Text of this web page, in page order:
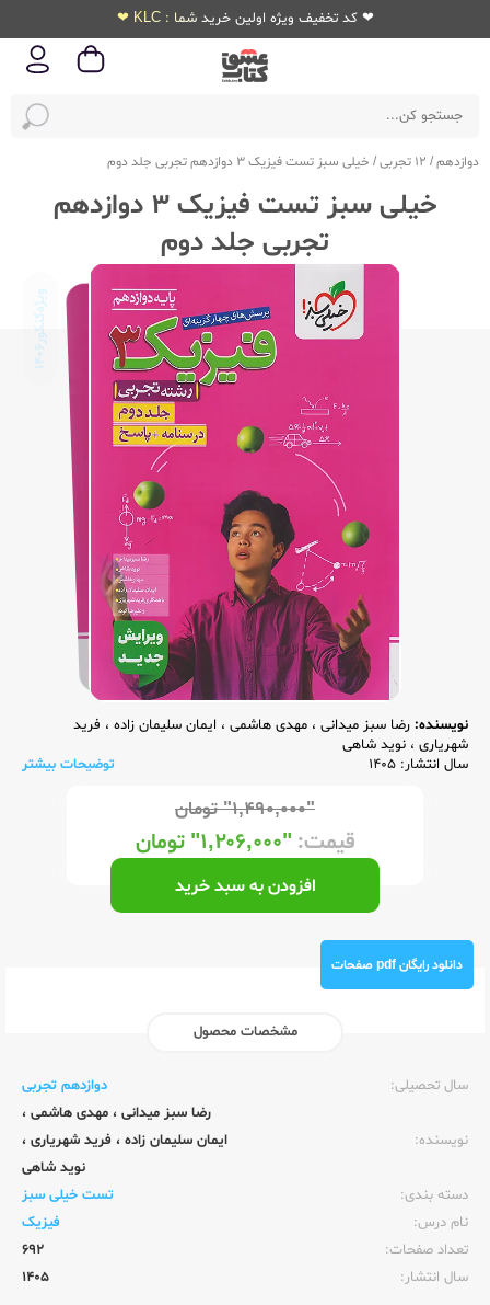
❤ کد تخفیف ویژه اولین خرید شما : KLC ❤
دوازدهم/ 12 تجربی / خیلی سبز تست فیزیک 3 دوازدهم تجربی جلد دوم
خیلی سبز تست فیزیک 3 دوازدهم
تجربی جلد دوم
ویژه‌کنکور
1406
نویسنده: رضا سبز میدانی ، مهدی هاشمی ، ایمان سلیمان زاده ، فرید
شهریاری ، نوید شاهی
سال انتشار: 1405
توضیحات بیشتر
"۱,۴۹۰,۰۰۰" تومان
قیمت:"۱,۲۰۶,۰۰۰" تومان
افزودن به سبد خرید
دانلود رایگان pdf صفحات
مشخصات محصول
سال تحصیلی:‌
دوازدهم تجربی
نویسنده:‌
رضا سبز میدانی ، مهدی هاشمی ،
ایمان سلیمان زاده ، فرید شهریاری ،
نوید شاهی
دسته بندی:
تست خیلی سبز
نام درس:
فیزیک
تعداد صفحات:‌
692
سال انتشار:‌
1405